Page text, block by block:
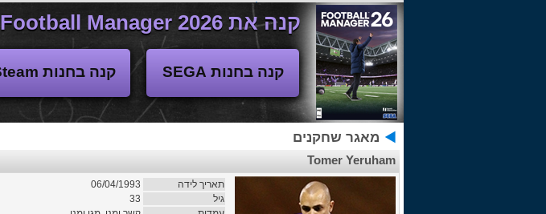
עכשיו בפורומים:מנג'ר 2010 - טבלת הליגה
קנה את Football Manager 2026 - משחק המנג'ר החדש!
קנה בחנות SEGA קנה בחנות Steam
מאגר שחקנים
Tomer Yeruham
תאריך לידה
06/04/1993
גיל
33